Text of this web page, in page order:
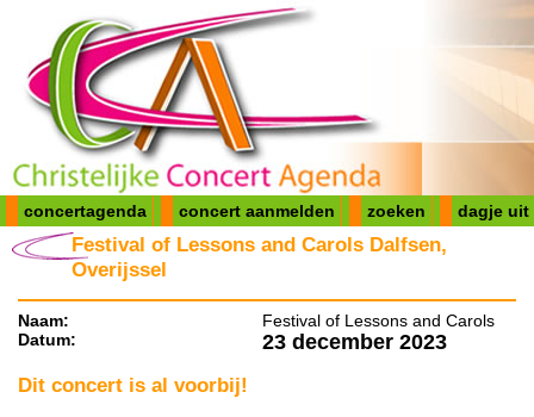
concertagenda concert aanmelden zoeken dagje uit
Festival of Lessons and Carols Dalfsen,
Overijssel
Naam:
Festival of Lessons and Carols
Datum:
23 december 2023
Dit concert is al voorbij!